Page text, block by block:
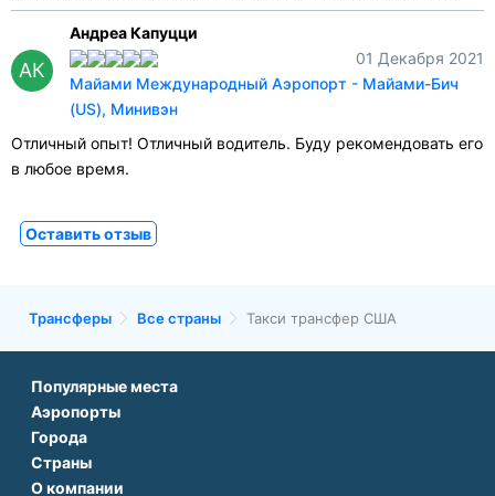
АК
Андреа Капуцци
01 Декабря 2021
Майами Международный Аэропорт - Майами-Бич
(US), Минивэн
Отличный опыт! Отличный водитель. Буду рекомендовать его
в любое время.
Оставить отзыв
Трансферы Все страны Такси трансфер США
Популярные места
Аэропорт Подгорицы
Аэропорт Белграда
Аэропорт Дубая
Аэропорты
Аэропорт Антальи
Аэропорт Тбилиси
Города
Трансфер в Париже
Страны
О компании